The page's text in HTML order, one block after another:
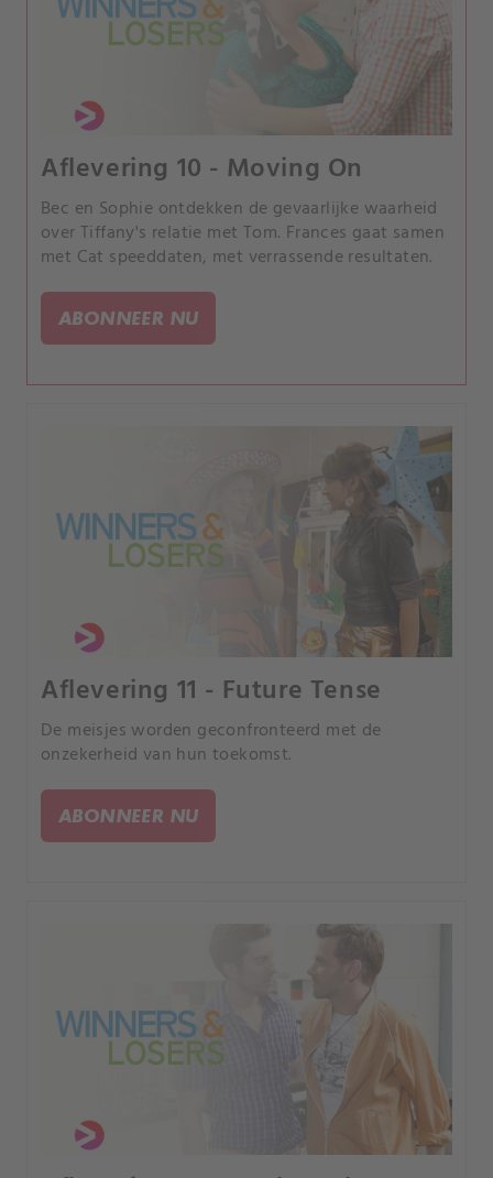
Aflevering 10 - Moving On
Bec en Sophie ontdekken de gevaarlijke waarheid
over Tiffany's relatie met Tom. Frances gaat samen
met Cat speeddaten, met verrassende resultaten.
ABONNEER NU
Aflevering 11 - Future Tense
De meisjes worden geconfronteerd met de
onzekerheid van hun toekomst.
ABONNEER NU